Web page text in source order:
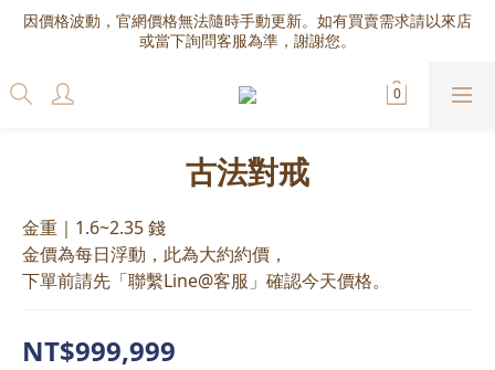
因價格波動，官網價格無法隨時手動更新。如有買賣需求請以來店
或當下詢問客服為準，謝謝您。
古法對戒
金重｜1.6~2.35 錢
金價為每日浮動，此為大約約價，
下單前請先「聯繫Line@客服」確認今天價格。
NT$999,999